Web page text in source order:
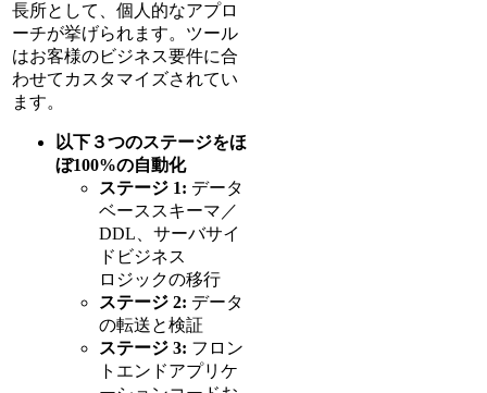
長所として、個人的なアプロ
ーチが挙げられます。ツール
はお客様のビジネス要件に合
わせてカスタマイズされてい
ます。
以下３つのステージをほ
ぼ100%の自動化
ステージ 1: データ
ベーススキーマ／
DDL、サーバサイ
ドビジネス
ロジックの移行
ステージ 2: データ
の転送と検証
ステージ 3: フロン
トエンドアプリケ